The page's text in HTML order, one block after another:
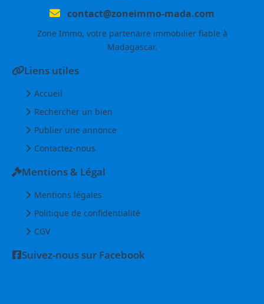
contact@zoneimmo-mada.com
Zone Immo, votre partenaire immobilier fiable à
Madagascar.
Liens utiles
Accueil
Rechercher un bien
Publier une annonce
Contactez-nous
Mentions & Légal
Mentions légales
Politique de confidentialité
CGV
Suivez-nous sur Facebook